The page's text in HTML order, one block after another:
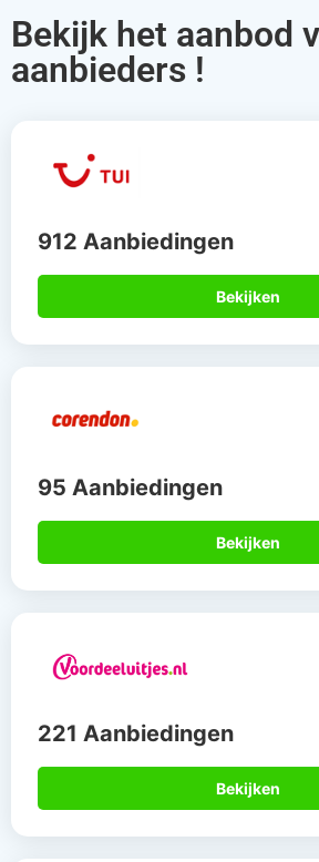
Bekijk het aanbod
aanbieders !
912 Aanbiedingen
Bekijken
95 Aanbiedingen
Bekijken
221 Aanbiedingen
Bekijken